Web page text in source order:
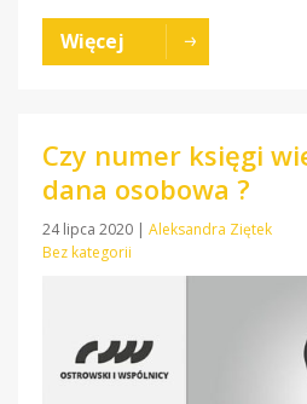
Więcej
Czy numer księgi
dana osobowa ?
24 lipca 2020 | Aleksandra Ziętek
Bez kategorii